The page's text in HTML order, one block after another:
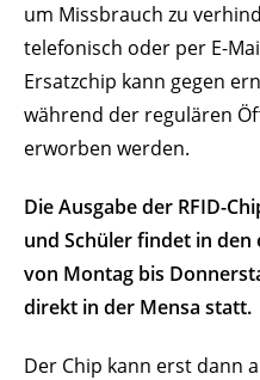
um Missbrauch zu
telefonisch oder per E-
Ersatzchip kann gegen
während der regulären
erworben werden.
Die Ausgabe der RFID-
und Schüler findet in den
von Montag bis
direkt in der Mensa statt.
Der Chip kann erst dann